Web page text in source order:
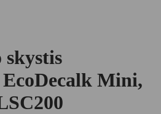
Mini,